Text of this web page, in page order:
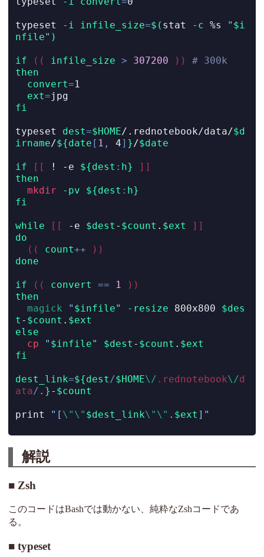
typeset -i infile_size=$( stat -c %s " $i
nfile" )
if (( infile_size > 307200 ))
# 300k
then
convert=1
ext=jpg
fi
typeset dest=$HOME/.rednotebook/data/$d
irname/${date [ 1 , 4] }/$date
if [[ ! -e ${dest : h}
]]
then
mkdir
-pv ${dest : h}
fi
while [[ -e $dest - $count . $ext
]]
do
((
count++
))
done
if (( convert == 1
))
then
magick
" $infile" -resize 800x800 $des
t - $count . $ext
else
cp
" $infile" $dest - $count . $ext
fi
dest_link=${dest/$HOME\/ .rednotebook\/d
ata/ . } - $count
print "[ \"\" $dest_link\"\" . $ext ]"
解説
Zsh
このコードはBashでは動かない、純粋なZshコードであ
る。
typeset